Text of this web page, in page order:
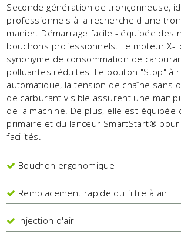
Seconde génération de tronçonneuse,
professionnels à la recherche d'une
manier. Démarrage facile - équipée des
bouchons professionnels. Le moteur X-
synonyme de consommation de
polluantes réduites. Le bouton "Stop" à
automatique, la tension de chaîne sans
de carburant visible assurent une
de la machine. De plus, elle est équipée
primaire et du lanceur SmartStart®
facilités.
Bouchon ergonomique
Remplacement rapide du filtre à air
Injection d'air